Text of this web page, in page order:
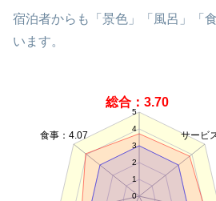
宿泊者からも「景色」「風呂」「
います。
0
1
2
3
4
5
総合：3.70
サービ
食事：4.07